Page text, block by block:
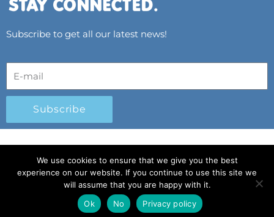
English
Subscribe to get all our latest news!
Subscribe
Child Protection Policy
Gender Equality Plan
Λογοδοσία και Διαφάνεια
T
Y
I
S
T
We use cookies to ensure that we give you the best
experience on our website. If you continue to use this site we
will assume that you are happy with it.
Ok
No Privacy policy
English